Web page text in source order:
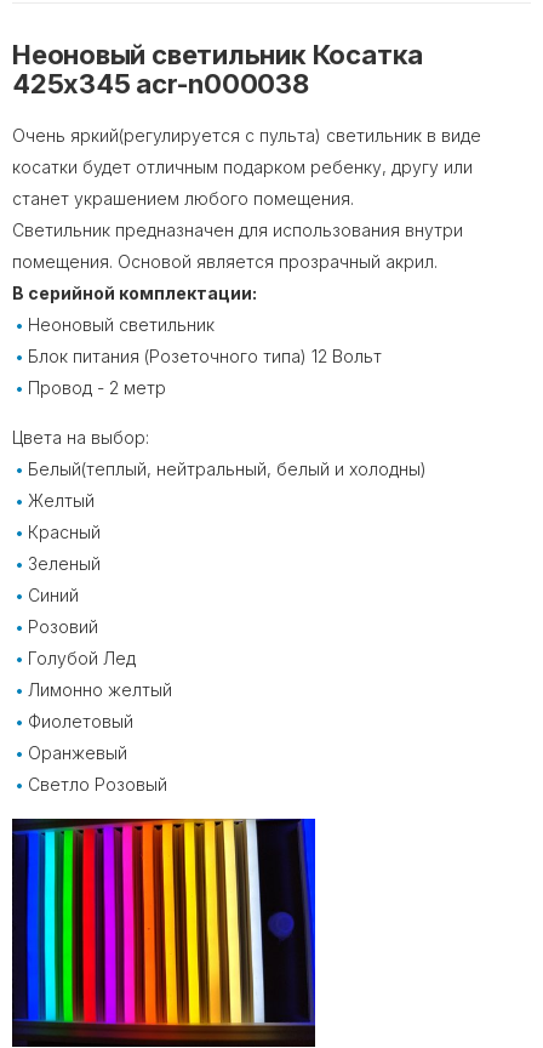
Неоновый светильник Косатка
425х345 acr-n000038
Очень яркий(регулируется с пульта) светильник в виде
косатки будет отличным подарком ребенку, другу или
станет украшением любого помещения.
Светильник предназначен для использования внутри
помещения. Основой является прозрачный акрил.
В серийной комплектации:
Неоновый светильник
Блок питания (Розеточного типа) 12 Вольт
Провод - 2 метр
Цвета на выбор:
Белый(теплый, нейтральный, белый и холодны)
Желтый
Красный
Зеленый
Синий
Розовий
Голубой Лед
Лимонно желтый
Фиолетовый
Оранжевый
Светло Розовый